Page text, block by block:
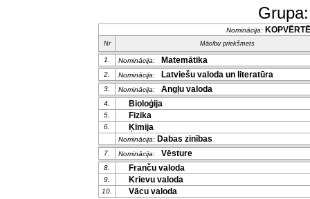
Nominācija:
Nr Mācību priekšmets
1. Nominācija: Matemātika
2. Nominācija: Latviešu valoda un literatūra
3. Nominācija: Angļu valoda
4. Bioloģija
5. Fizika
6. Ķīmija
Nominācija: Dabas zinības
7. Nominācija: Vēsture
8. Franču valoda
9. Krievu valoda
10. Vācu valoda